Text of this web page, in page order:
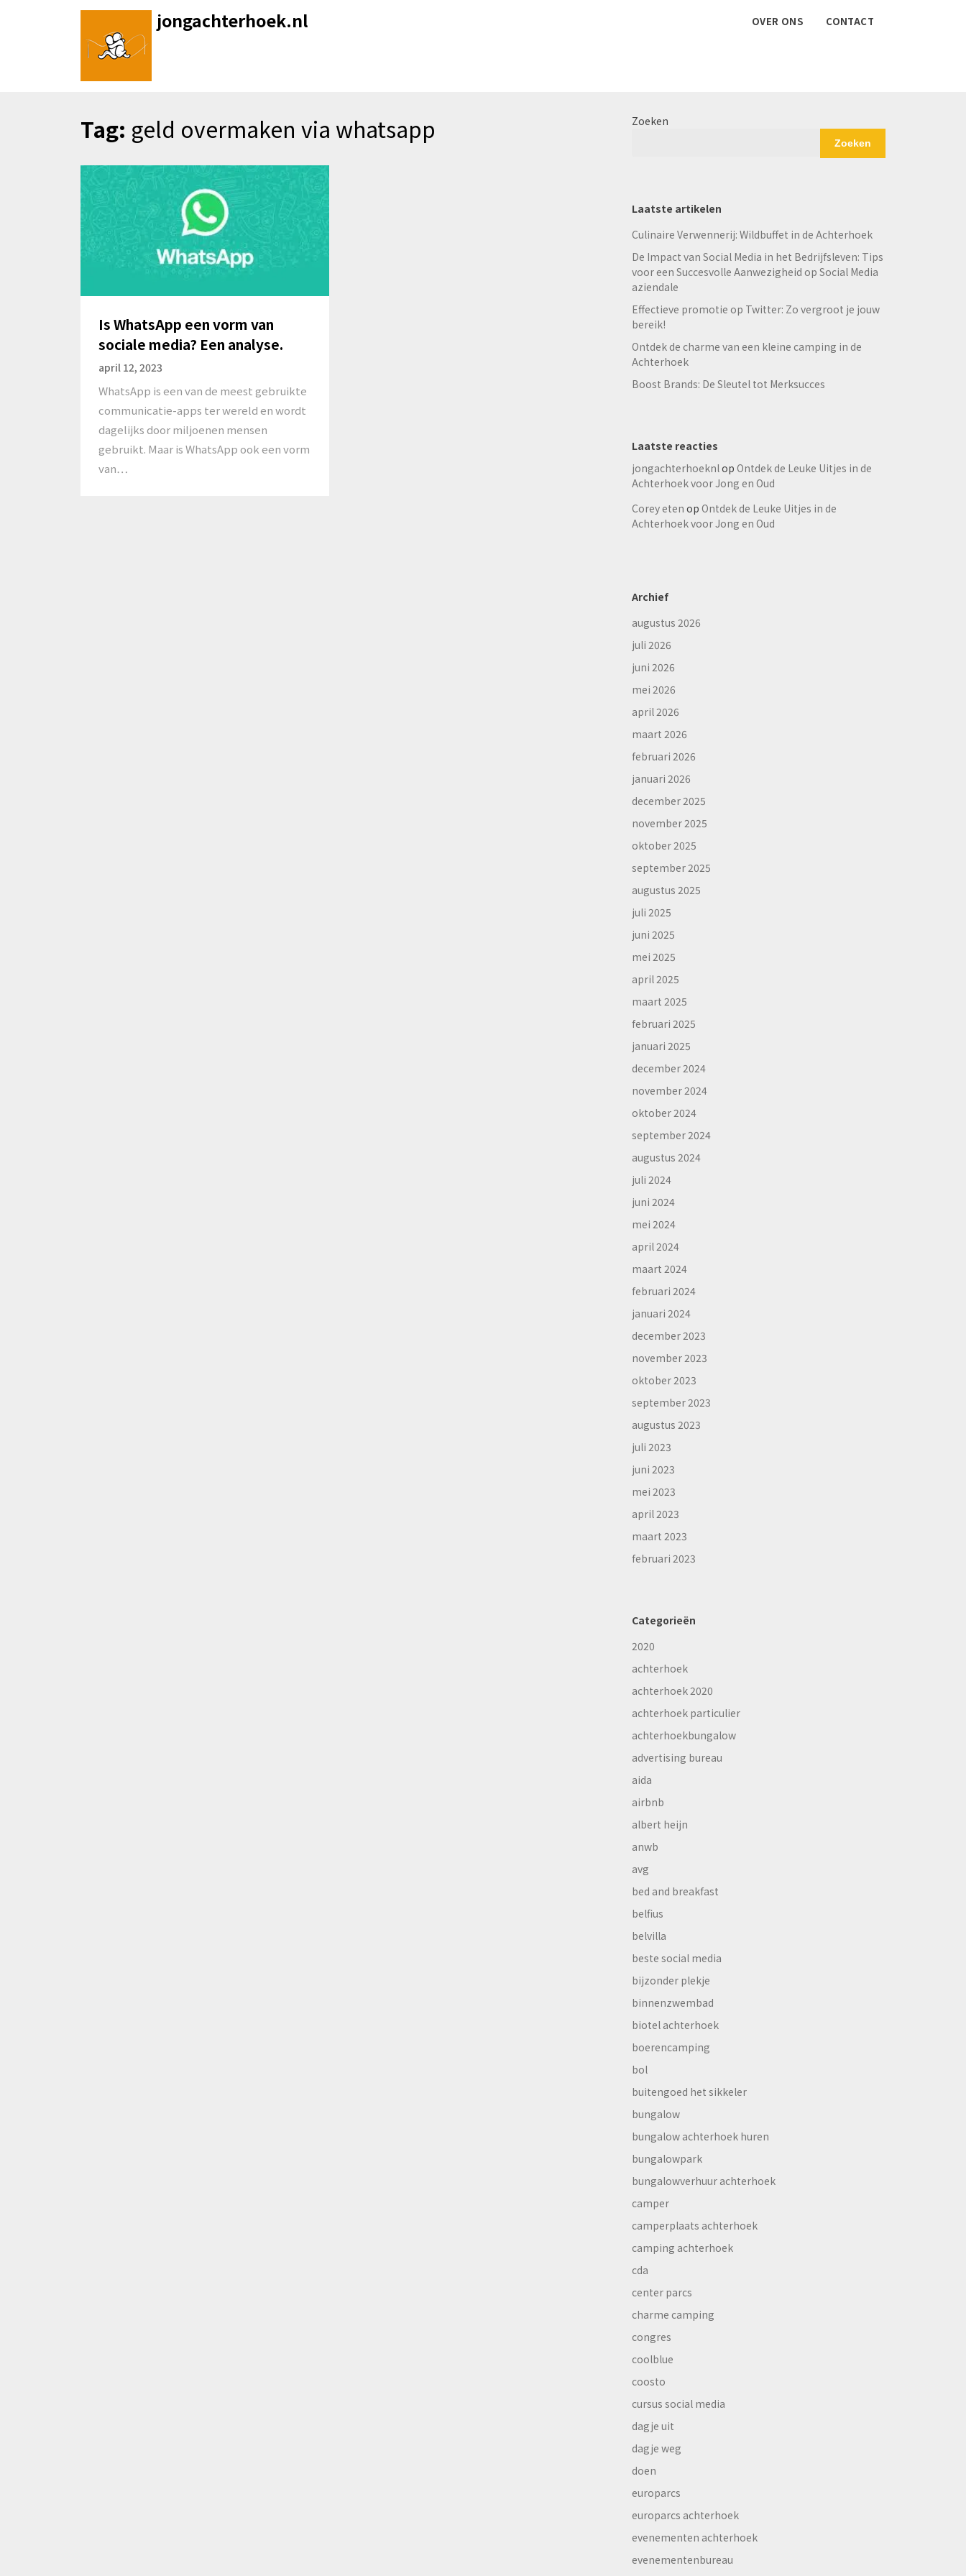
jongachterhoek.nl OVER ONS CONTACT
Tag: geld overmaken via whatsapp
Is WhatsApp een vorm van
sociale media? Een analyse.
april 12, 2023
WhatsApp is een van de meest gebruikte
communicatie-apps ter wereld en wordt
dagelijks door miljoenen mensen
gebruikt. Maar is WhatsApp ook een vorm
van…
Zoeken
Zoeken
Laatste artikelen
Culinaire Verwennerij: Wildbuffet in de Achterhoek
De Impact van Social Media in het Bedrijfsleven: Tips
voor een Succesvolle Aanwezigheid op Social Media
aziendale
Effectieve promotie op Twitter: Zo vergroot je jouw
bereik!
Ontdek de charme van een kleine camping in de
Achterhoek
Boost Brands: De Sleutel tot Merksucces
Laatste reacties
jongachterhoeknlop Ontdek de Leuke Uitjes in de
Achterhoek voor Jong en Oud
Corey eten op Ontdek de Leuke Uitjes in de
Achterhoek voor Jong en Oud
Archief
augustus 2026
juli 2026
juni 2026
mei 2026
april 2026
maart 2026
februari 2026
januari 2026
december 2025
november 2025
oktober 2025
september 2025
augustus 2025
juli 2025
juni 2025
mei 2025
april 2025
maart 2025
februari 2025
januari 2025
december 2024
november 2024
oktober 2024
september 2024
augustus 2024
juli 2024
juni 2024
mei 2024
april 2024
maart 2024
februari 2024
januari 2024
december 2023
november 2023
oktober 2023
september 2023
augustus 2023
juli 2023
juni 2023
mei 2023
april 2023
maart 2023
februari 2023
Categorieën
2020
achterhoek
achterhoek 2020
achterhoek particulier
achterhoekbungalow
advertising bureau
aida
airbnb
albert heijn
anwb
avg
bed and breakfast
belfius
belvilla
beste social media
bijzonder plekje
binnenzwembad
biotel achterhoek
boerencamping
bol
buitengoed het sikkeler
bungalow
bungalow achterhoek huren
bungalowpark
bungalowverhuur achterhoek
camper
camperplaats achterhoek
camping achterhoek
cda
center parcs
charme camping
congres
coolblue
coosto
cursus social media
dagje uit
dagje weg
doen
europarcs
europarcs achterhoek
evenementen achterhoek
evenementenbureau